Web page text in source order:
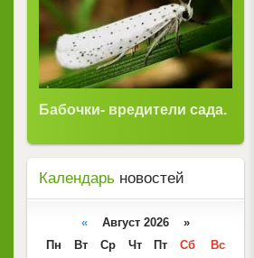
Бабочки- вредители сада.
Календарь новостей
« Август 2026 »
Пн
Вт Ср Чт Пт Сб
Вс